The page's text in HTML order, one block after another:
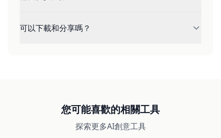
準確消耗。
可以下載和分享嗎？
您可能喜歡的相關工具
探索更多AI創意工具